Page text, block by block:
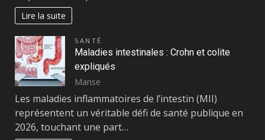
Lire la suite
SANTÉ
Maladies intestinales : Crohn et colite
expliqués
Marise
Les maladies inflammatoires de l’intestin (MII)
représentent un véritable défi de santé publique en
2026, touchant une part…